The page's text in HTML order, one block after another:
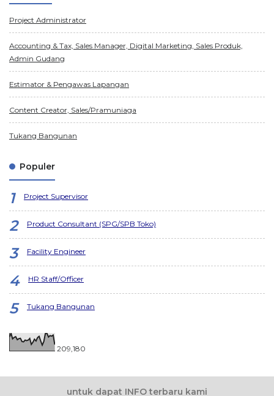
Project Administrator
Accounting & Tax, Sales Manager, Digital Marketing, Sales Produk,
Admin Gudang
Estimator & Pengawas Lapangan
Content Creator, Sales/Pramuniaga
Tukang Bangunan
Populer
Project Supervisor
Product Consultant (SPG/SPB Toko)
Facility Engineer
HR Staff/Officer
Tukang Bangunan
209,180
untuk dapat INFO terbaru kami